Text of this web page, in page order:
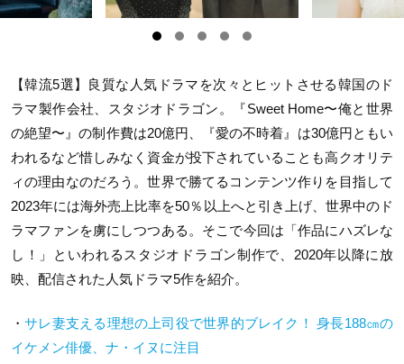
【韓流5選】良質な人気ドラマを次々とヒットさせる韓国のド
ラマ製作会社、スタジオドラゴン。『Sweet Home〜俺と世界
の絶望〜』の制作費は20億円、『愛の不時着』は30億円ともい
われるなど惜しみなく資金が投下されていることも高クオリテ
ィの理由なのだろう。世界で勝てるコンテンツ作りを目指して
2023年には海外売上比率を50％以上へと引き上げ、世界中のド
ラマファンを虜にしつつある。そこで今回は「作品にハズレな
し！」といわれるスタジオドラゴン制作で、2020年以降に放
映、配信された人気ドラマ5作を紹介。
・サレ妻支える理想の上司役で世界的ブレイク！ 身長188㎝の
イケメン俳優、ナ・イヌに注目